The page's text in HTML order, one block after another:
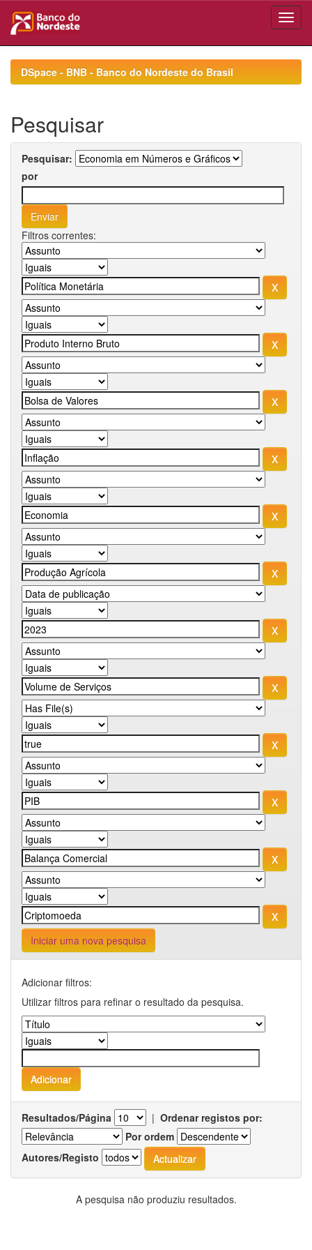
navigationDSpace - BNB - Banco do Nordeste do Brasil
Pesquisar
Pesquisar:
por
Filtros correntes:
Iniciar uma nova pesquisa
Adicionar filtros:
Utilizar filtros para refinar o resultado da pesquisa.
Resultados/Página | Ordenar registos por:
Por ordem
Autores/Registo
A pesquisa não produziu resultados.